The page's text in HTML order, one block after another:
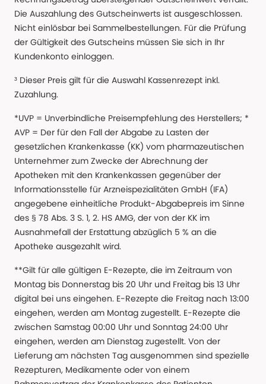
Die Auszahlung des Gutscheinwerts ist ausgeschlossen.
Nicht einlösbar bei Sammelbestellungen. Für die Prüfung
der Gültigkeit des Gutscheins müssen Sie sich in Ihr
Kundenkonto einloggen.
³ Dieser Preis gilt für die Auswahl Kassenrezept inkl.
Zuzahlung.
*UVP = Unverbindliche Preisempfehlung des Herstellers; *
AVP = Der für den Fall der Abgabe zu Lasten der
gesetzlichen Krankenkasse (KK) vom pharmazeutischen
Unternehmer zum Zwecke der Abrechnung der
Apotheken mit den Krankenkassen gegenüber der
Informationsstelle für Arzneispezialitäten GmbH (IFA)
angegebene einheitliche Produkt-Abgabepreis im Sinne
des § 78 Abs. 3 S. 1, 2. HS AMG, der von der KK im
Ausnahmefall der Erstattung abzüglich 5 % an die
Apotheke ausgezahlt wird.
**Gilt für alle gültigen E-Rezepte, die im Zeitraum von
Montag bis Donnerstag bis 20 Uhr und Freitag bis 13 Uhr
digital bei uns eingehen. E-Rezepte die Freitag nach 13:00
eingehen, werden am Montag zugestellt. E-Rezepte die
zwischen Samstag 00:00 Uhr und Sonntag 24:00 Uhr
eingehen, werden am Dienstag zugestellt. Von der
Lieferung am nächsten Tag ausgenommen sind spezielle
Rezepturen, Medikamente oder von einem